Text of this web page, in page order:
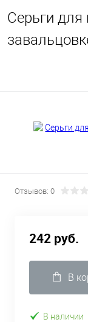
Серьги для
Отзывов: 0
242 руб.
В
В наличии